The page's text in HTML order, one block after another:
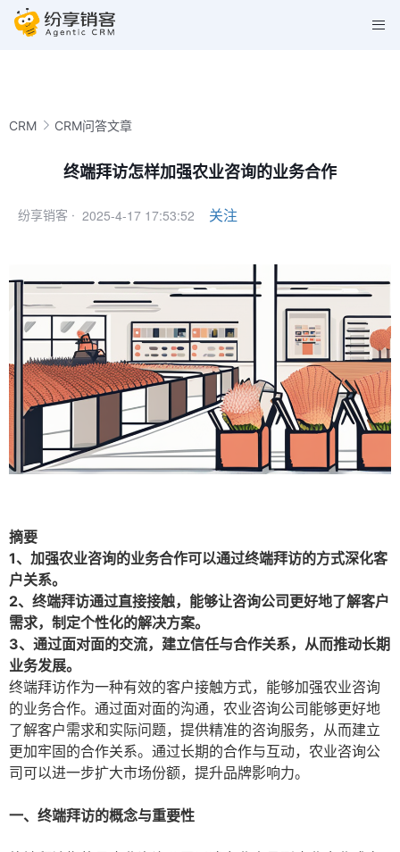
CRM CRM问答文章
终端拜访怎样加强农业咨询的业务合作
纷享销客 · 2025-4-17 17:53:52 关注
摘要
1、加强农业咨询的业务合作可以通过终端拜访的方式深化客
户关系。
2、终端拜访通过直接接触，能够让咨询公司更好地了解客户
需求，制定个性化的解决方案。
3、通过面对面的交流，建立信任与合作关系，从而推动长期
业务发展。
终端拜访作为一种有效的客户接触方式，能够加强农业咨询
的业务合作。通过面对面的沟通，农业咨询公司能够更好地
了解客户需求和实际问题，提供精准的咨询服务，从而建立
更加牢固的合作关系。通过长期的合作与互动，农业咨询公
司可以进一步扩大市场份额，提升品牌影响力。
一、终端拜访的概念与重要性